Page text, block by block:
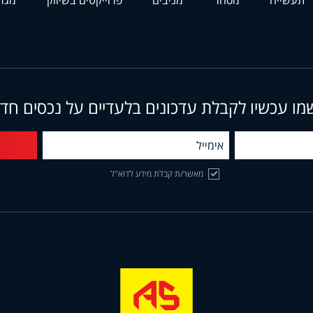
עכשיו לקבלת עדכונים בלעדיים על נכסים
מאשר/ת קבלת מידע לדוא"ל